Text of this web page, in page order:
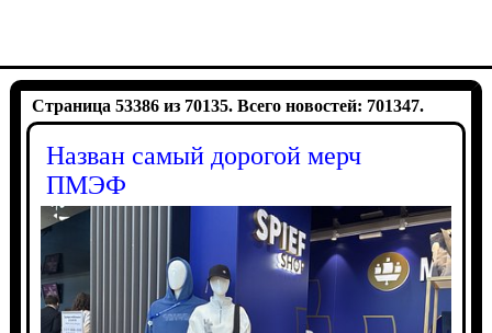
Страница 53386 из 70135. Всего новостей: 701347.
Назван самый дорогой мерч
ПМЭФ